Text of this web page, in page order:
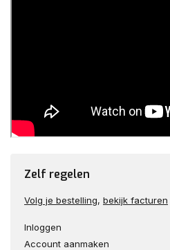
Zelf regelen
Volg je bestelling, bekijk facturen
Inloggen
Account aanmaken